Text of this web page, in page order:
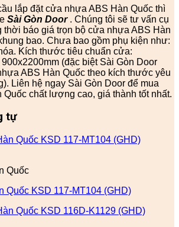
lắp đặt cửa nhựa ABS Hàn Quốc thì
Sài Gòn Door. Chúng tôi sẽ tư vấn cụ
thời báo giá trọn bộ cửa nhựa ABS Hàn
bao. Chưa bao gồm phụ kiện như:
Kích thước tiêu chuẩn cửa:
(đặc biệt Sài Gòn Door
ABS Hàn Quốc theo kích thước yêu
Liên hệ ngay Sài Gòn Door để mua
chất lượng cao, giá thành tốt nhất.
tự
Quốc
Quốc KSD 117-MT104 (GHD)